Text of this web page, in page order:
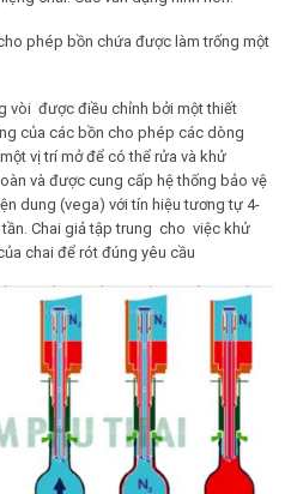
phép bồn chứa được làm trống một
vòi được điều chỉnh bởi một thiết
của các bồn cho phép các dòng
vị trí mở để có thể rửa và khử
và được cung cấp hệ thống bảo vệ
dung (vega) với tín hiệu tương tự 4-
Chai giả tập trung cho việc khử
chai để rót đúng yêu cầu